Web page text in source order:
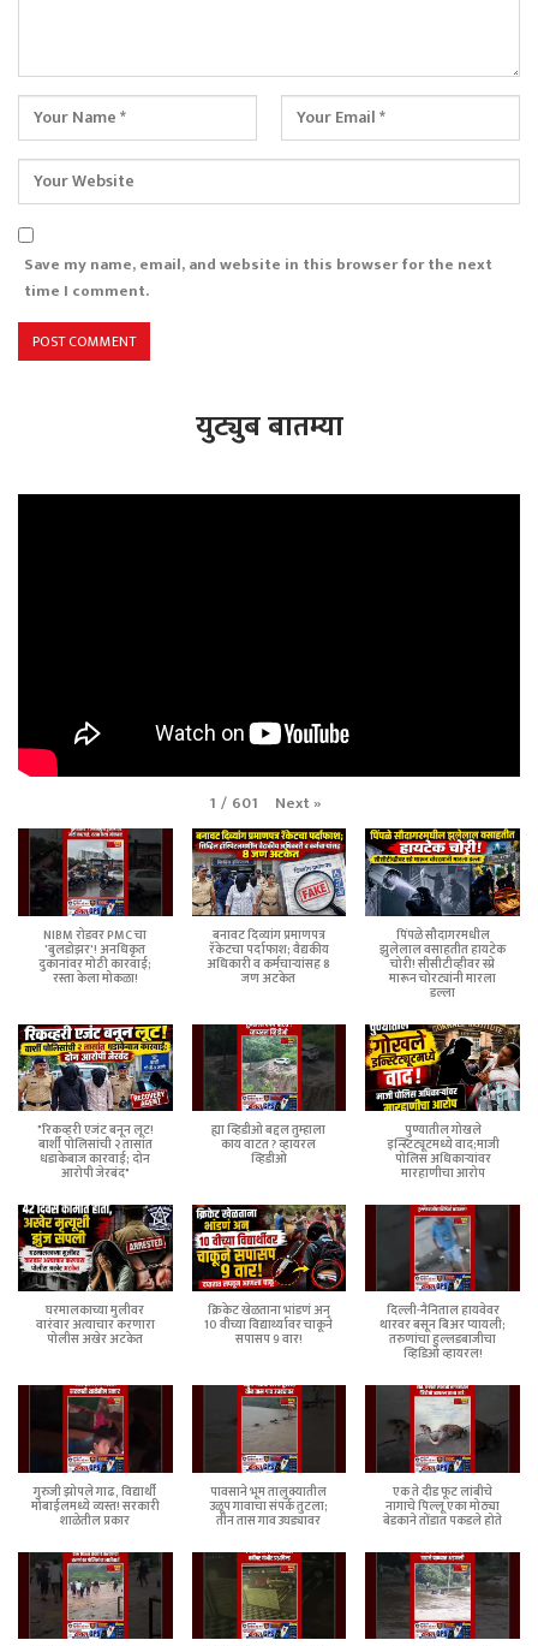
Save my name, email, and website in this browser for the next
time I comment.
युट्युब बातम्या
1 / 601 Next»
NIBM रोडवर PMC चा
'बुलडोझर'! अनधिकृत
दुकानांवर मोठी कारवाई;
रस्ता केला मोकळा!
बनावट दिव्यांग प्रमाणपत्र
रॅकेटचा पर्दाफाश; वैद्यकीय
अधिकारी व कर्मचाऱ्यांसह 8
जण अटकेत
पिंपळे सौदागरमधील
झुलेलाल वसाहतीत हायटेक
चोरी! सीसीटीव्हीवर स्प्रे
मारून चोरट्यांनी मारला
डल्ला
"रिकव्हरी एजंट बनून लूट!
बार्शी पोलिसांची २ तासांत
धडाकेबाज कारवाई; दोन
आरोपी जेरबंद"
ह्या व्हिडीओ बद्दल तुम्हाला
काय वाटत ? व्हायरल
व्हिडीओ
पुण्यातील गोखले
इन्स्टिट्यूटमध्ये वाद;माजी
पोलिस अधिकाऱ्यांवर
मारहाणीचा आरोप
घरमालकाच्या मुलीवर
वारंवार अत्याचार करणारा
पोलीस अखेर अटकेत
क्रिकेट खेळताना भांडणं अन्
10 वीच्या विद्यार्थ्यावर चाकूने
सपासप 9 वार!
दिल्ली-नैनिताल हायवेवर
थारवर बसून बिअर प्यायली;
तरुणांचा हुल्लडबाजीचा
व्हिडिओ व्हायरल!
गुरुजी झोपले गाढ, विद्यार्थी
मोबाईलमध्ये व्यस्त! सरकारी
शाळेतील प्रकार
पावसाने भूम तालुक्यातील
उळूप गावाचा संपर्क तुटला;
तीन तास गाव उघड्यावर
एक ते दीड फूट लांबीचे
नागाचे पिल्लू एका मोठ्या
बेडकाने तोंडात पकडले होते